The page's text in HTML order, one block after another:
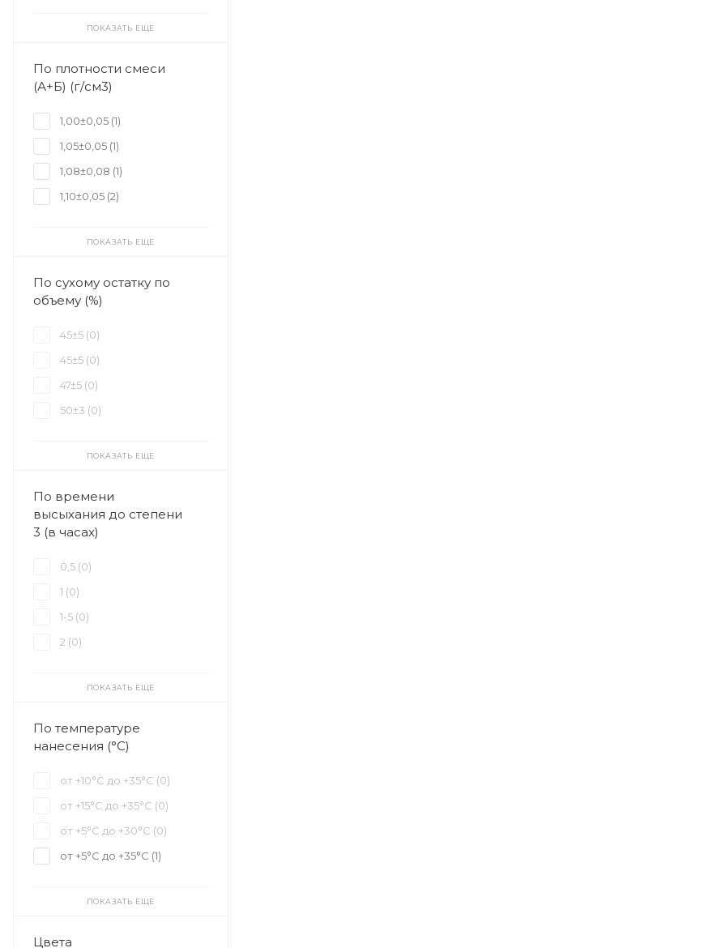
ПОКАЗАТЬ ЕЩЕ
По плотности смеси
(А+Б) (г/см3)
1,00±0,05 (1)
1,05±0,05 (1)
1,08±0,08 (1)
1,10±0,05 (2)
ПОКАЗАТЬ ЕЩЕ
По сухому остатку по
объему (%)
45±5 (0)
45±5 (0)
47±5 (0)
50±3 (0)
ПОКАЗАТЬ ЕЩЕ
По времени
высыхания до степени
3 (в часах)
0,5 (0)
1 (0)
1-5 (0)
2 (0)
ПОКАЗАТЬ ЕЩЕ
По температуре
нанесения (°С)
от +10°С до +35°С (0)
от +15°С до +35°С (0)
от +5°С до +30°С (0)
от +5°С до +35°С (1)
ПОКАЗАТЬ ЕЩЕ
Цвета